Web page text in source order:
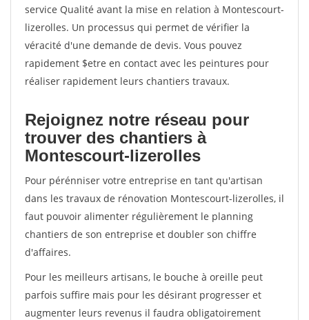
service Qualité avant la mise en relation à Montescourt-
lizerolles. Un processus qui permet de vérifier la
véracité d'une demande de devis. Vous pouvez
rapidement $etre en contact avec les peintures pour
réaliser rapidement leurs chantiers travaux.
Rejoignez notre réseau pour
trouver des chantiers à
Montescourt-lizerolles
Pour pérénniser votre entreprise en tant qu'artisan
dans les travaux de rénovation Montescourt-lizerolles, il
faut pouvoir alimenter régulièrement le planning
chantiers de son entreprise et doubler son chiffre
d'affaires.
Pour les meilleurs artisans, le bouche à oreille peut
parfois suffire mais pour les désirant progresser et
augmenter leurs revenus il faudra obligatoirement